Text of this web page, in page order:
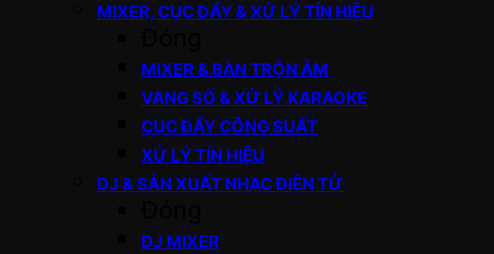
MIXER, CỤC ĐẨY & XỬ LÝ TÍN HIỆU
MIXER & BÀN TRỘN ÂM
VANG SỐ & XỬ LÝ KARAOKE
CỤC ĐẨY CÔNG SUẤT
XỬ LÝ TÍN HIỆU
DJ & SẢN XUẤT NHẠC ĐIỆN TỬ
DJ MIXER